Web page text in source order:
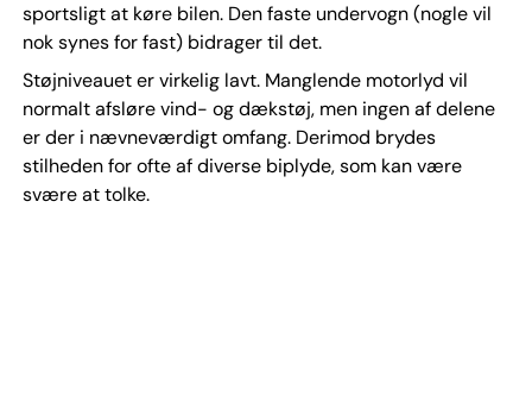
sportsligt at køre bilen. Den faste undervogn (nogle vil
nok synes for fast) bidrager til det.
Støjniveauet er virkelig lavt. Manglende motorlyd vil
normalt afsløre vind- og dækstøj, men ingen af delene
er der i nævneværdigt omfang. Derimod brydes
stilheden for ofte af diverse biplyde, som kan være
svære at tolke.